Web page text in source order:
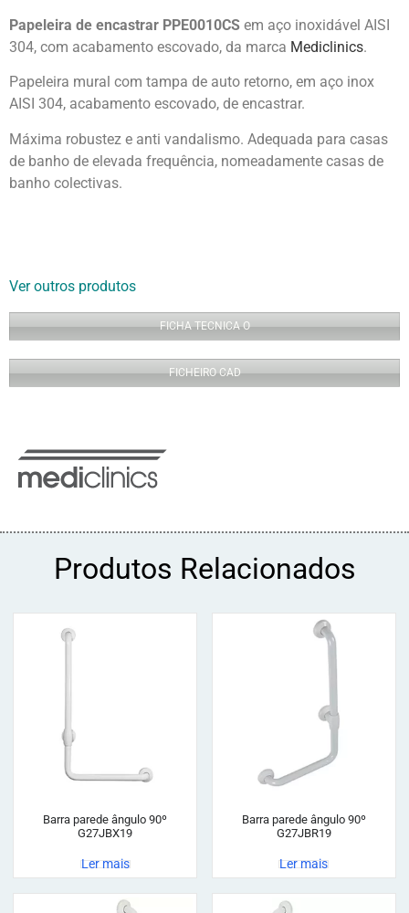
Papeleira de encastrar PPE0010CS em aço inoxidável AISI
304, com acabamento escovado, da marca Mediclinics.
Papeleira mural com tampa de auto retorno, em aço inox
AISI 304, acabamento escovado, de encastrar.
Máxima robustez e anti vandalismo. Adequada para casas
de banho de elevada frequência, nomeadamente casas de
banho colectivas.
Ver outros produtos
FICHA TECNICA O
FICHEIRO CAD
Produtos Relacionados
Barra parede ângulo 90º
G27JBX19
Ler mais
Barra parede ângulo 90º
G27JBR19
Ler mais